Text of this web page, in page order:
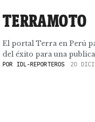
TERRAMOTO
El portal Terra en Perú
del éxito para una
POR IDL-REPORTEROS 20